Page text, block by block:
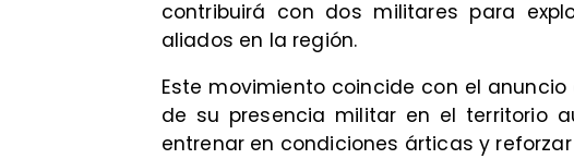
contribuirá con dos militares para
aliados en la región.
Este movimiento coincide con el
de su presencia militar en el territorio
entrenar en condiciones árticas y reforzar